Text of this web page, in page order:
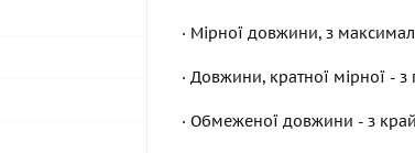
· Мірної довжини, з
· Довжини, кратної мірної -
· Обмеженої довжини - з